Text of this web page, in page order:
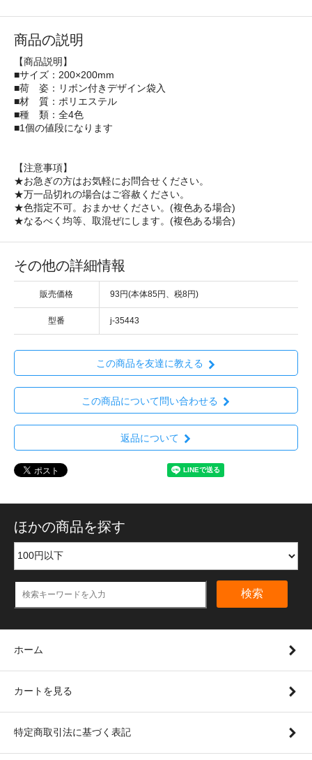
商品の説明
【商品説明】
■サイズ：200×200mm
■荷 姿：リボン付きデザイン袋入
■材 質：ポリエステル
■種 類：全4色
■1個の値段になります
【注意事項】
★お急ぎの方はお気軽にお問合せください。
★万一品切れの場合はご容赦ください。
★色指定不可。おまかせください。(複色ある場合)
★なるべく均等、取混ぜにします。(複色ある場合)
その他の詳細情報
販売価格 93円(本体85円、税8円)
型番 j-35443
この商品を友達に教える
この商品について問い合わせる
返品について
ほかの商品を探す
検索
ホーム
カートを見る
特定商取引法に基づく表記